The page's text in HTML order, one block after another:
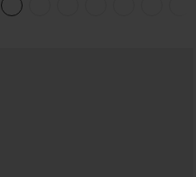
kühlender Cool-Touch-Effekt, gestreift
und mit Taschen – Easy Peezy Edition